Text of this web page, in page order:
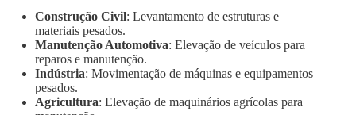
Construção Civil: Levantamento de estruturas e
materiais pesados.
Manutenção Automotiva: Elevação de veículos para
reparos e manutenção.
Indústria: Movimentação de máquinas e equipamentos
pesados.
Agricultura: Elevação de maquinários agrícolas para